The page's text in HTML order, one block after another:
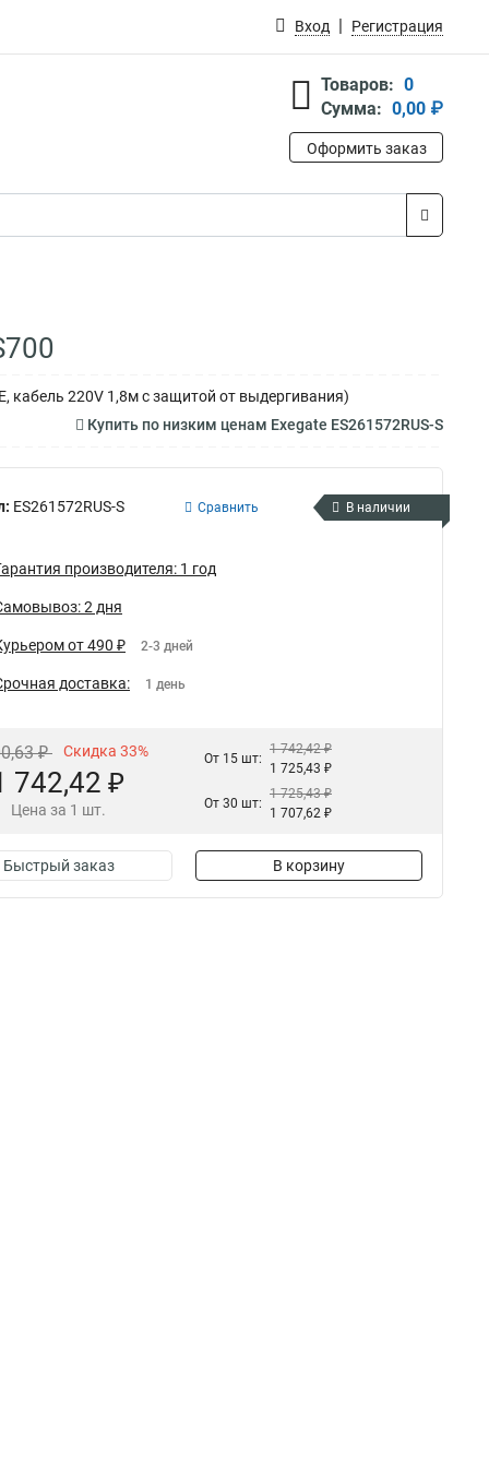
Вход Регистрация
Товаров: 0
Сумма: 0,00 ₽
Оформить заказ
кабель 220V 1,8м с защитой от выдергивания)
Купить по низким ценам Exegate ES261572RUS-S
ES261572RUS-S Сравнить В наличии
производителя: 1 год
2 дня
от 490 ₽ 2-3 дней
доставка: 1 день
₽ Скидка 33%
742,42 ₽
Цена за 1 шт.
От 15 шт:
1 742,42 ₽
1 725,43 ₽
От 30 шт:
1 725,43 ₽
1 707,62 ₽
Быстрый заказ В корзину